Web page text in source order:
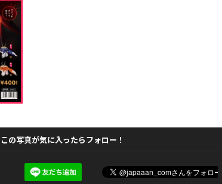
この写真が気に入ったらフォロー！